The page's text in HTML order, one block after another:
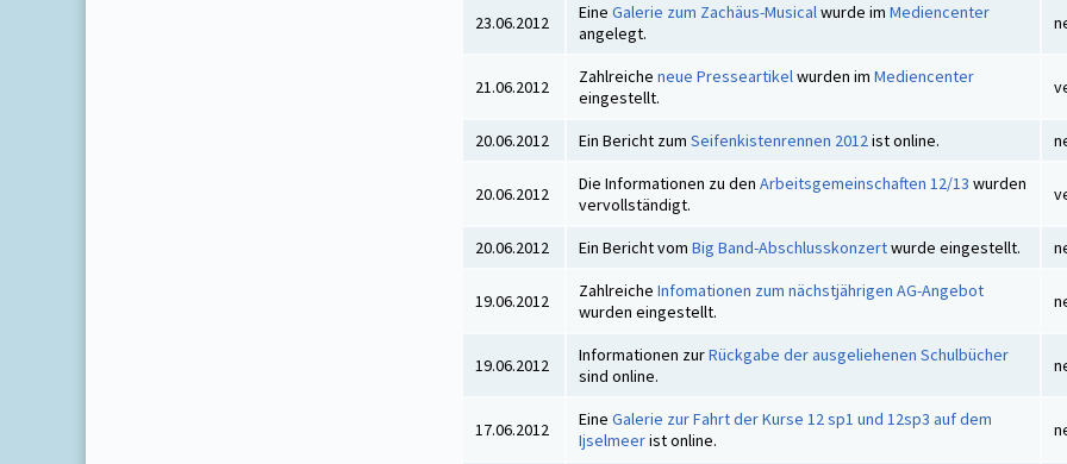
23.06.2012 Eine Galerie zum Zachäus-Musicalwurde im Mediencenter
angelegt.
21.06.2012 Zahlreiche neue Presseartikelwurden im Mediencenter
eingestellt.
20.06.2012 Ein Bericht zum Seifenkistenrennen 2012ist online.
20.06.2012 Die Informationen zu den Arbeitsgemeinschaften 12/13 wurden
vervollständigt.
20.06.2012 Ein Bericht vom Big Band-Abschlusskonzertwurde eingestellt.
19.06.2012 Zahlreiche Infomationen zum nächstjährigen AG-Angebot
wurden eingestellt.
19.06.2012 Informationen zurRückgabe der ausgeliehenen Schulbücher
sind online.
17.06.2012 Eine Galerie zur Fahrt der Kurse 12 sp1 und 12sp3 auf dem
Ijselmeerist online.